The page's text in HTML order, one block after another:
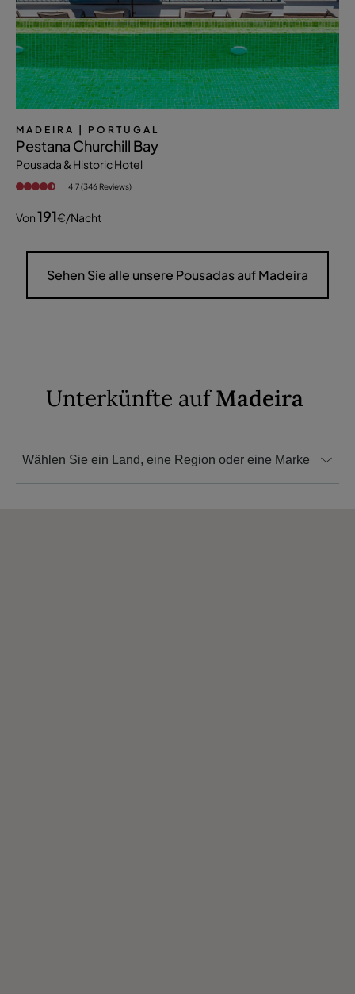
MADEIRA | PORTUGAL
Pestana Churchill Bay
Pousada & Historic Hotel
4.7 (346 Reviews)
Von191€/nacht
Sehen Sie alle unsere Pousadas auf Madeira
Unterkünfte aufMadeira
Wählen Sie ein Land, eine Region oder eine Marke